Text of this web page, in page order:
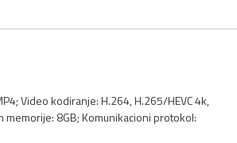
Video kodiranje: H.264, H.265/HEVC 4k,
memorije: 8GB; Komunikacioni protokol: